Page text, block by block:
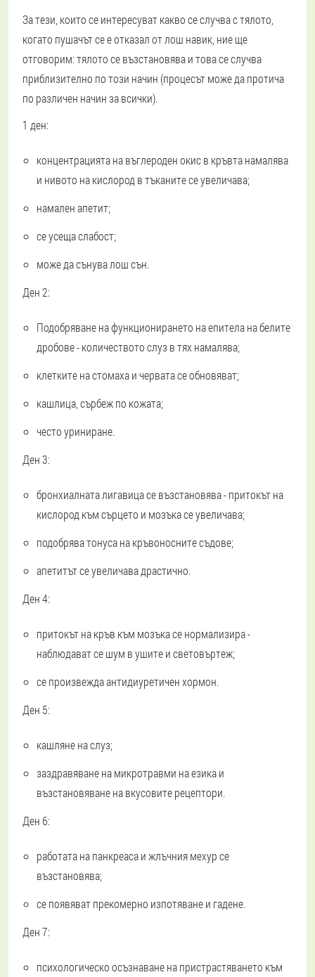
За тези, които се интересуват какво се случва с тялото,
когато пушачът се е отказал от лош навик, ние ще
отговорим: тялото се възстановява и това се случва
приблизително по този начин (процесът може да протича
по различен начин за всички).
1 ден:
концентрацията на въглероден окис в кръвта намалява
и нивото на кислород в тъканите се увеличава;
намален апетит;
се усеща слабост;
може да сънува лош сън.
Ден 2:
Подобряване на функционирането на епитела на белите
дробове - количеството слуз в тях намалява;
клетките на стомаха и червата се обновяват;
кашлица, сърбеж по кожата;
често уриниране.
Ден 3:
бронхиалната лигавица се възстановява - притокът на
кислород към сърцето и мозъка се увеличава;
подобрява тонуса на кръвоносните съдове;
апетитът се увеличава драстично.
Ден 4:
притокът на кръв към мозъка се нормализира -
наблюдават се шум в ушите и световъртеж;
се произвежда антидиуретичен хормон.
Ден 5:
кашляне на слуз;
заздравяване на микротравми на езика и
възстановяване на вкусовите рецептори.
Ден 6:
работата на панкреаса и жлъчния мехур се
възстановява;
се появяват прекомерно изпотяване и гадене.
Ден 7:
психологическо осъзнаване на пристрастяването към